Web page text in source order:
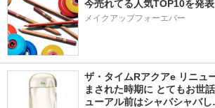
今売れてる人気TOP10を発表
メイクアップフォーエバー
ザ・タイムRアクアe リニュ
まされた時期に とてもお世
ューアル前はシャバシャバ